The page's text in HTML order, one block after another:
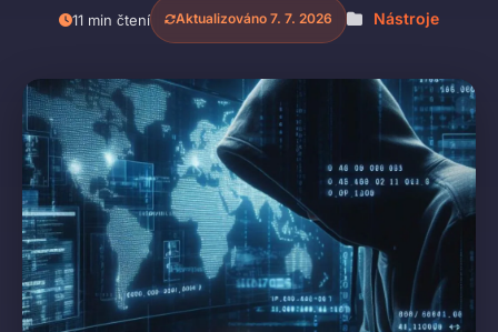
11 min čtení Aktualizováno 7. 7. 2026 Nástroje